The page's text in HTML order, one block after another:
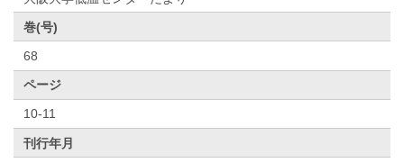
巻(号)
68
ページ
10-11
刊行年月